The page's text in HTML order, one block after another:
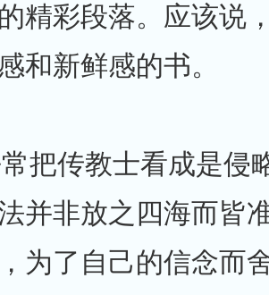
精彩段落。应该说
和新鲜感的书。
把传教士看成是侵
并非放之四海而皆
为了自己的信念而